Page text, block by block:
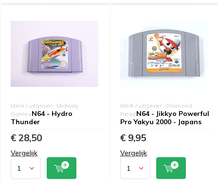
Merk / uitgever : Midway
GamesN64 - Hydro
Thunder
€ 28,50
Vergelijk
Merk / uitgever : Diamond
HeadN64 - Jikkyo Powerful
Pro Yakyu 2000 - Japans
€ 9,95
Vergelijk